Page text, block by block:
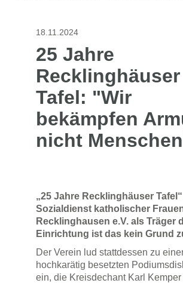
18.11.2024
25 Jahre
Recklinghäuser
Tafel: "Wir
bekämpfen
nicht
„25 Jahre Recklinghäuser
Sozialdienst katholischer
Recklinghausen e.V. als Träger
Einrichtung ist das kein Grund
Der Verein lud stattdessen zu
hochkarätig besetzten
ein, die Kreisdechant Karl Kemper